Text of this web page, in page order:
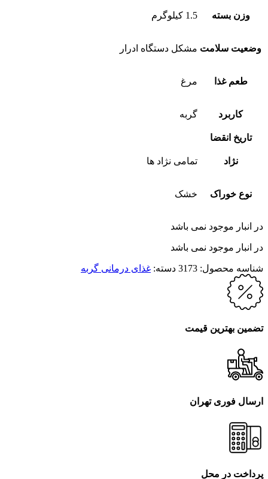
وزن بسته 1.5 کیلوگرم
وضعیت سلامت مشکل دستگاه ادرار
طعم غذا مرغ
کاربرد گربه
تاریخ انقضا
نژاد تمامی نژاد ها
نوع خوراک خشک
در انبار موجود نمی باشد
در انبار موجود نمی باشد
شناسه محصول: 3173 دسته: غذای درمانی گربه
تضمین بهترین قیمت
ارسال فوری تهران
پرداخت در محل